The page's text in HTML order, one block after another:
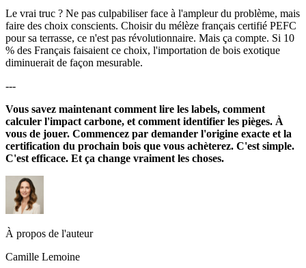
Le vrai truc ? Ne pas culpabiliser face à l'ampleur du problème, mais
faire des choix conscients. Choisir du mélèze français certifié PEFC
pour sa terrasse, ce n'est pas révolutionnaire. Mais ça compte. Si 10
% des Français faisaient ce choix, l'importation de bois exotique
diminuerait de façon mesurable.
---
Vous savez maintenant comment lire les labels, comment
calculer l'impact carbone, et comment identifier les pièges. À
vous de jouer. Commencez par demander l'origine exacte et la
certification du prochain bois que vous achèterez. C'est simple.
C'est efficace. Et ça change vraiment les choses.
À propos de l'auteur
Camille Lemoine